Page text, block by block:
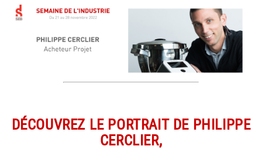
DÉCOUVREZ LE PORTRAIT DE PHILIPPE
CERCLIER,